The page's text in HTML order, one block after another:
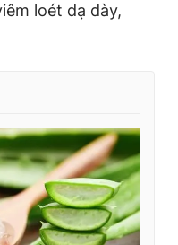
loét dạ dày,